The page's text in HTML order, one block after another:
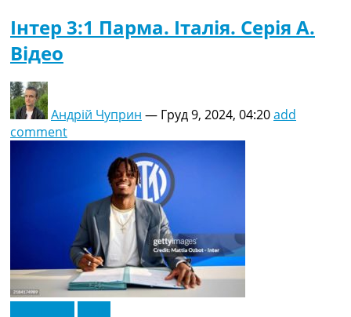
Інтер 3:1 Парма. Італія. Серія A.
Відео
Андрій Чуприн — Груд 9, 2024, 04:20add
comment